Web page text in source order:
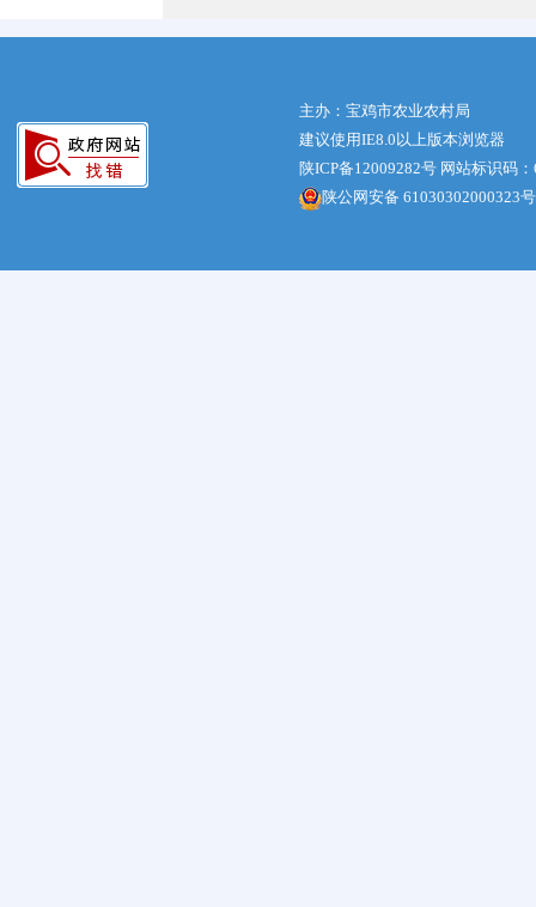
主办：宝鸡市农业农村局
建议使用IE8.0以上版本浏览器
陕ICP备12009282号 网站标识码
陕公网安备 61030302000323号